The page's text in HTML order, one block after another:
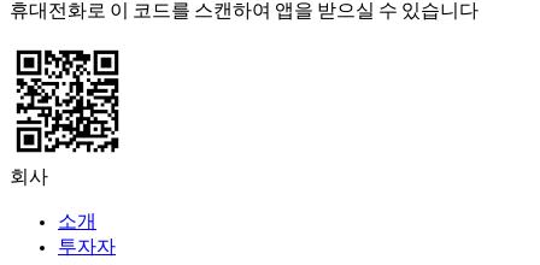
휴대전화로 이 코드를 스캔하여 앱을 받으실 수 있습니다
회사
소개
투자자